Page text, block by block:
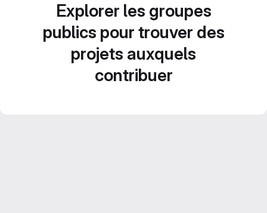
Explorer les groupes
publics pour trouver des
projets auxquels
contribuer